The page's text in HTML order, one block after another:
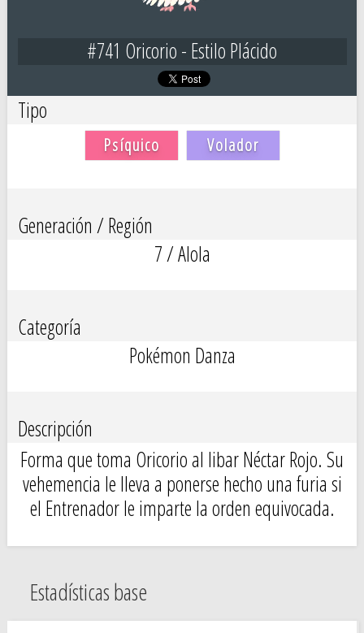
#741 Oricorio - Estilo Plácido
Tipo
Psíquico Volador
Generación / Región
7 / Alola
Categoría
Pokémon Danza
Descripción
Forma que toma Oricorio al libar Néctar Rojo. Su
vehemencia le lleva a ponerse hecho una furia si
el Entrenador le imparte la orden equivocada.
Estadísticas base